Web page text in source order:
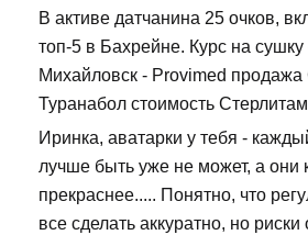
В активе датчанина 25 очков,
топ-5 в Бахрейне. Курс на сушку
Михайловск - Provimed продажа
Туранабол стоимость
Иринка, аватарки у тебя -
лучше быть уже не может, а они
прекраснее..... Понятно, что
все сделать аккуратно, но